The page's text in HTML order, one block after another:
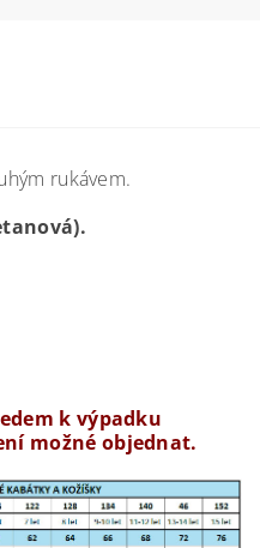
rukávem.
k výpadku
možné objednat.